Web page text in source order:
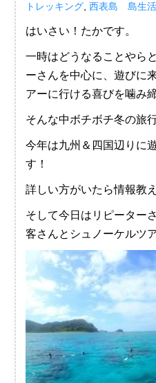
トレッキング, 西表島 島生活
はいさい！たかです。
一時はどうなることやら
ーさんを中心に、遊びに
アーに行ける喜びを噛み
そんな中ボチボチ冬の旅
今年は九州＆四国辺りに
す！
詳しい方がいたら情報教
そして今日はリピーター
客さんとシュノーケルツ